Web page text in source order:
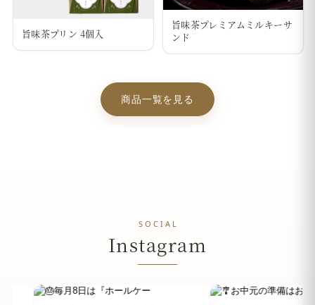
旨味茶プリン 4個入
旨味茶プレミアムミルキーサ
ンド
商品一覧を見る
SOCIAL
Instagram